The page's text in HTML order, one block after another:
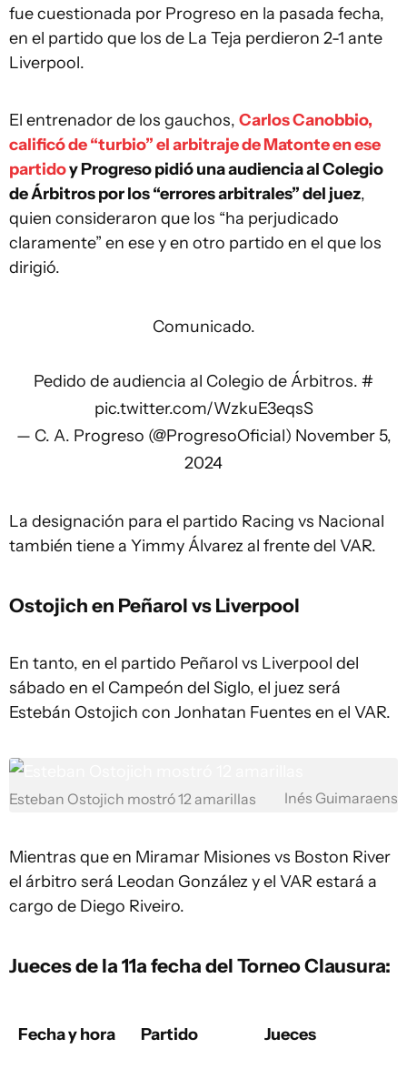
fue cuestionada por Progreso en la pasada fecha,
en el partido que los de La Teja perdieron 2-1 ante
Liverpool.
El entrenador de los gauchos, Carlos Canobbio,
calificó de “turbio” el arbitraje de Matonte en ese
partidoy Progreso pidió una audiencia al Colegio
de Árbitros por los “errores arbitrales” del juez,
quien consideraron que los “ha perjudicado
claramente” en ese y en otro partido en el que los
dirigió.
Comunicado.
Pedido de audiencia al Colegio de Árbitros. #
pic.twitter.com/WzkuE3eqsS
— C. A. Progreso (@ProgresoOficial) November 5,
2024
La designación para el partido Racing vs Nacional
también tiene a Yimmy Álvarez al frente del VAR.
Ostojich en Peñarol vs Liverpool
En tanto, en el partido Peñarol vs Liverpool del
sábado en el Campeón del Siglo, el juez será
Estebán Ostojich con Jonhatan Fuentes en el VAR.
Esteban Ostojich mostró 12 amarillas Inés Guimaraens
Mientras que en Miramar Misiones vs Boston River
el árbitro será Leodan González y el VAR estará a
cargo de Diego Riveiro.
Jueces de la 11a fecha del Torneo Clausura:
Fecha y hora Partido Jueces